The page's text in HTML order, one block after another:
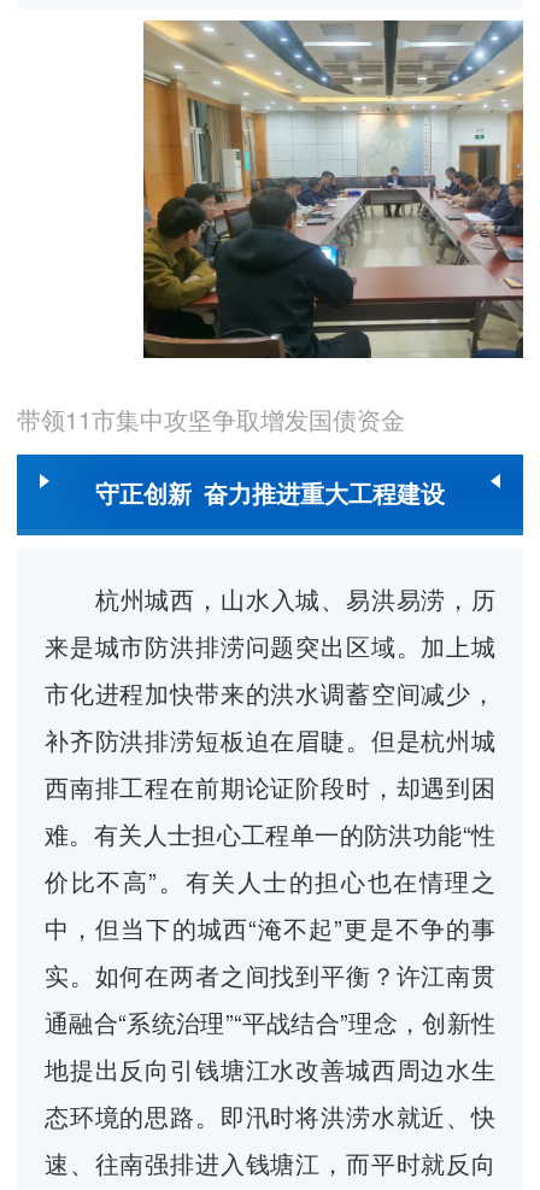
带领11市集中攻坚争取增发国债资金
守正创新 奋力推进重大工程建设
杭州城西，山水入城、易洪易涝，历
来是城市防洪排涝问题突出区域。加上城
市化进程加快带来的洪水调蓄空间减少，
补齐防洪排涝短板迫在眉睫。但是杭州城
西南排工程在前期论证阶段时，却遇到困
难。有关人士担心工程单一的防洪功能“性
价比不高”。有关人士的担心也在情理之
中，但当下的城西“淹不起”更是不争的事
实。如何在两者之间找到平衡？许江南贯
通融合“系统治理”“平战结合”理念，创新性
地提出反向引钱塘江水改善城西周边水生
态环境的思路。即汛时将洪涝水就近、快
速、往南强排进入钱塘江，而平时就反向